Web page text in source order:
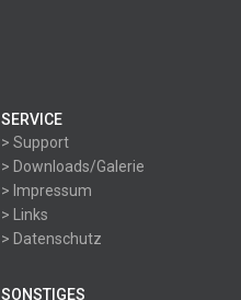
SERVICE
> Support
> Downloads/Galerie
> Impressum
> Links
> Datenschutz
SONSTIGES